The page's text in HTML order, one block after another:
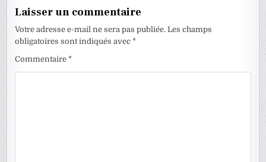
Laisser un commentaire
Votre adresse e-mail ne sera pas publiée. Les champs
obligatoires sont indiqués avec*
Commentaire*